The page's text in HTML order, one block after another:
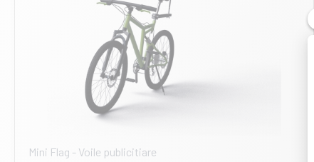
Mini Flag - Voile publicitiare